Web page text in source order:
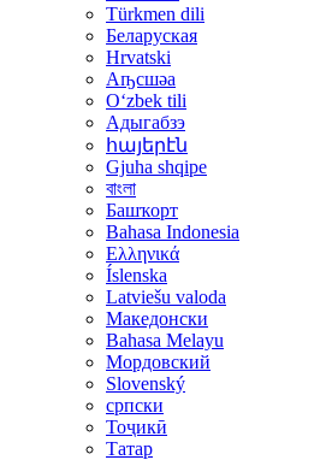
Türkmen dili
Беларуская
Hrvatski
Аҧсшәа
Oʻzbek tili
Адыгабзэ
հայերէն
Gjuha shqipe
বাংলা
Башҡорт
Bahasa Indonesia
Ελληνικά
Íslenska
Latviešu valoda
Македонски
Bahasa Melayu
Мордовский
Slovenský
српски
Тоҷикӣ
Татар